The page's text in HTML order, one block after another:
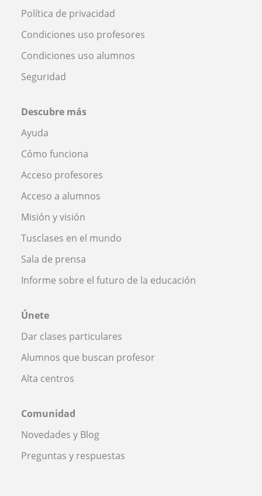
Política de privacidad
Condiciones uso profesores
Condiciones uso alumnos
Seguridad
Descubre más
Ayuda
Cómo funciona
Acceso profesores
Acceso a alumnos
Misión y visión
Tusclases en el mundo
Sala de prensa
Informe sobre el futuro de la educación
Únete
Dar clases particulares
Alumnos que buscan profesor
Alta centros
Comunidad
Novedades y Blog
Preguntas y respuestas